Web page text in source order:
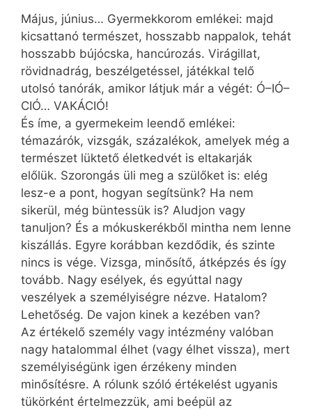
Május, június… Gyermekkorom emlékei: majd
kicsattanó természet, hosszabb nappalok, tehát
hosszabb bújócska, hancúrozás. Virágillat,
rövidnadrág, beszélgetéssel, játékkal telő
utolsó tanórák, amikor látjuk már a végét: Ó–IÓ–
CIÓ… VAKÁCIÓ!
És íme, a gyermekeim leendő emlékei:
témazárók, vizsgák, százalékok, amelyek még a
természet lüktető életkedvét is eltakarják
előlük. Szorongás üli meg a szülőket is: elég
lesz-e a pont, hogyan segítsünk? Ha nem
sikerül, még büntessük is? Aludjon vagy
tanuljon? És a mókuskerékből mintha nem lenne
kiszállás. Egyre korábban kezdődik, és szinte
nincs is vége. Vizsga, minősítő, átképzés és így
tovább. Nagy esélyek, és egyúttal nagy
veszélyek a személyiségre nézve. Hatalom?
Lehetőség. De vajon kinek a kezében van?
Az értékelő személy vagy intézmény valóban
nagy hatalommal élhet (vagy élhet vissza), mert
személyiségünk igen érzékeny minden
minősítésre. A rólunk szóló értékelést ugyanis
tükörként értelmezzük, ami beépül az